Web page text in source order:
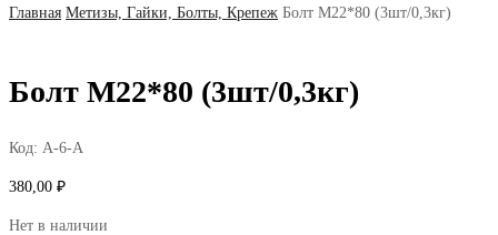
Главная Метизы, Гайки, Болты, Крепеж Болт М22*80 (3шт/0,3кг)
Болт М22*80 (3шт/0,3кг)
Код: А-6-А
380,00 ₽
Нет в наличии